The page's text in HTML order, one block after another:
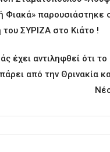
Φιακά» παρουσιάστηκε
ΣΥΡΙΖΑ στο Κιάτο !
έχει αντιληφθεί ότι το
από την Θρινακία